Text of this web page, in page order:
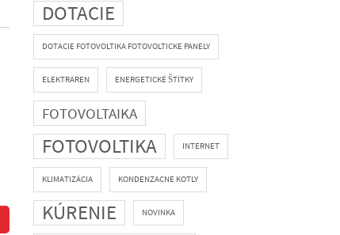
DOTACIE
DOTACIE FOTOVOLTIKA FOTOVOLTICKE PANELY
ELEKTRAREN ENERGETICKÉ ŠTÍTKY
FOTOVOLTAIKA
FOTOVOLTIKA INTERNET
KLIMATIZÁCIA KONDENZACNE KOTLY
KÚRENIE NOVINKA